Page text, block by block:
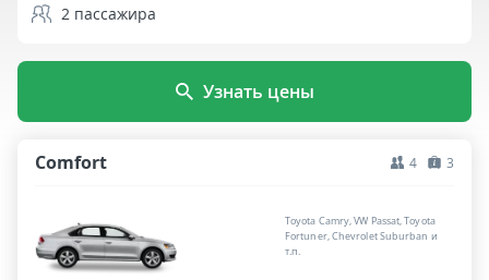
2 пассажира
Узнать цены
Comfort 4 3
Toyota Camry, VW Passat, Toyota
Fortuner, Chevrolet Suburban и
т.п.